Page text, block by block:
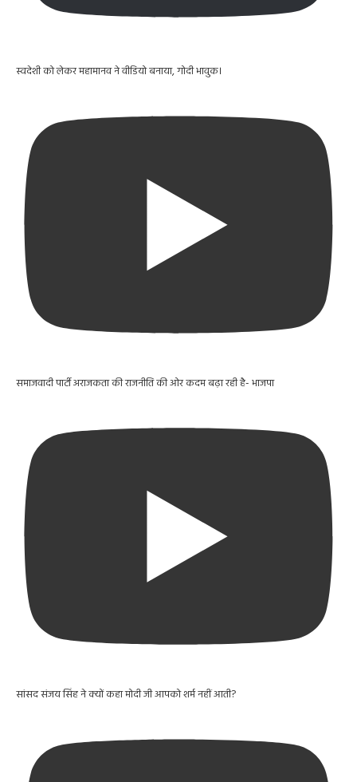
स्वदेशी को लेकर महामानव ने वीडियो बनाया, गोदी भावुक।
समाजवादी पार्टी अराजकता की राजनीति की ओर कदम बढ़ा रही है- भाजपा
सांसद संजय सिंह ने क्यों कहा मोदी जी आपको शर्म नहीं आती?